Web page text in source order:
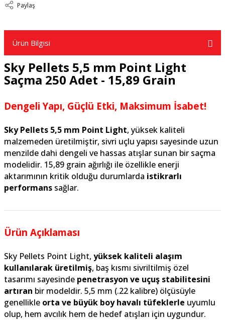
Paylaş
Ürün Bilgisi
Sky Pellets 5,5 mm Point Light
Saçma 250 Adet - 15,89 Grain
Dengeli Yapı, Güçlü Etki, Maksimum İsabet!
Sky Pellets 5,5 mm Point Light, yüksek kaliteli
malzemeden üretilmiştir, sivri uçlu yapısı sayesinde uzun
menzilde dahi dengeli ve hassas atışlar sunan bir saçma
modelidir. 15,89 grain ağırlığı ile özellikle enerji
aktarımının kritik olduğu durumlarda istikrarlı
performans sağlar.
Ürün Açıklaması
Sky Pellets Point Light, yüksek kaliteli alaşım
kullanılarak üretilmiş, baş kısmı sivriltilmiş özel
tasarımı sayesinde penetrasyon ve uçuş stabilitesini
artıran bir modeldir. 5,5 mm (.22 kalibre) ölçüsüyle
genellikle orta ve büyük boy havalı tüfeklerle uyumlu
olup, hem avcılık hem de hedef atışları için uygundur.